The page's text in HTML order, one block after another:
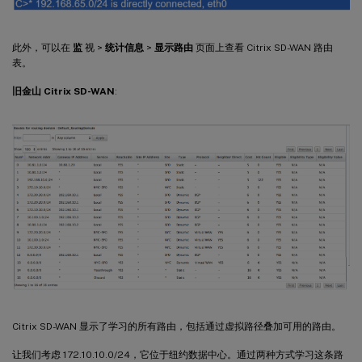
此外，可以在 监 视 > 统计信息 > 显示路由 页面上查看 Citrix SD-WAN 路由
表。
旧金山 Citrix SD-WAN:
Citrix SD-WAN 显示了学习的所有路由，包括通过虚拟路径叠加可用的路由。
让我们考虑 172.10.10.0/24，它位于纽约数据中心。通过两种方式学习这条路